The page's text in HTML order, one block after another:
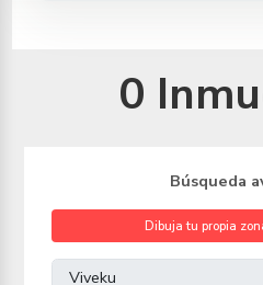
0
Búsqueda
Dibuja tu propia